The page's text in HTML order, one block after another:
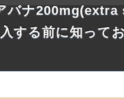
バナ200mg(extra
する前に知って